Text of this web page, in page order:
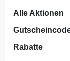
Alle Aktionen
Rabatte